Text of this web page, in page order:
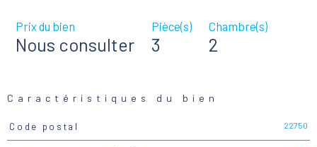
Prix du bien
Nous consulter
Pièce(s)
3
Chambre(s)
2
Caractéristiques du bien
Caractéristiques
Code postal 22750